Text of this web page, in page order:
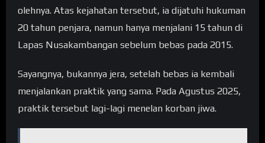
olehnya. Atas kejahatan tersebut, ia dijatuhi hukuman
20 tahun penjara, namun hanya menjalani 15 tahun di
Lapas Nusakambangan sebelum bebas pada 2015.
Sayangnya, bukannya jera, setelah bebas ia kembali
menjalankan praktik yang sama. Pada Agustus 2025,
praktik tersebut lagi-lagi menelan korban jiwa.